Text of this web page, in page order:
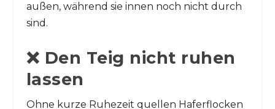
außen, während sie innen noch nicht durch
sind.
❌ Den Teig nicht ruhen
lassen
Ohne kurze Ruhezeit quellen Haferflocken